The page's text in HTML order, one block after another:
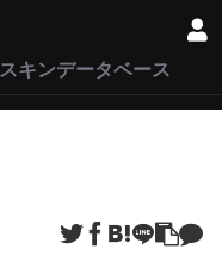
スキンデータベース